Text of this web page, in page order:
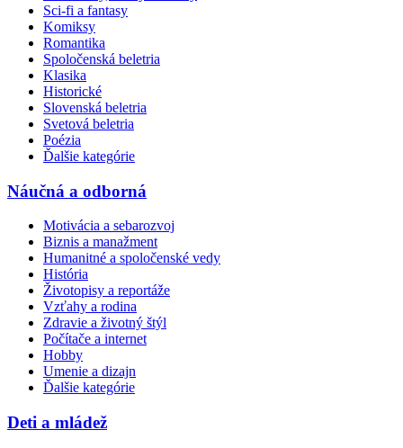
Sci-fi a fantasy
Komiksy
Romantika
Spoločenská beletria
Klasika
Historické
Slovenská beletria
Svetová beletria
Poézia
Ďalšie kategórie
Náučná a odborná
Motivácia a sebarozvoj
Biznis a manažment
Humanitné a spoločenské vedy
História
Životopisy a reportáže
Vzťahy a rodina
Zdravie a životný štýl
Počítače a internet
Hobby
Umenie a dizajn
Ďalšie kategórie
Deti a mládež